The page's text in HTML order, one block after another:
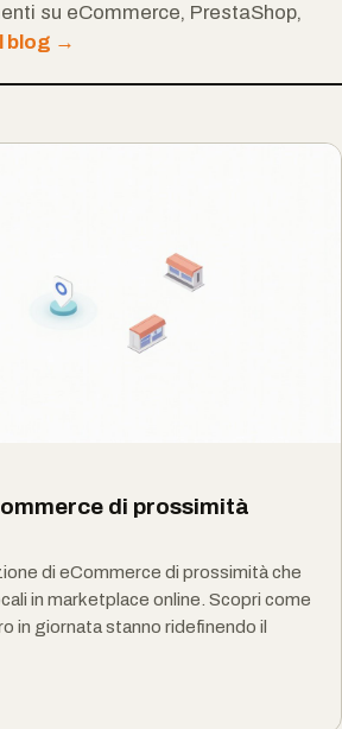
su eCommerce, PrestaShop,
blog →
di prossimità
di eCommerce di prossimità che
in marketplace online. Scopri come
in giornata stanno ridefinendo il